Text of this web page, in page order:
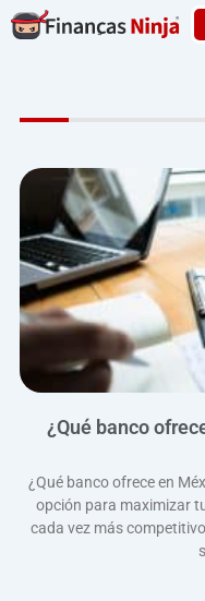
Skip
to
¿Qué banco
¿Qué banco ofrece en
opción para maximizar
cada vez más